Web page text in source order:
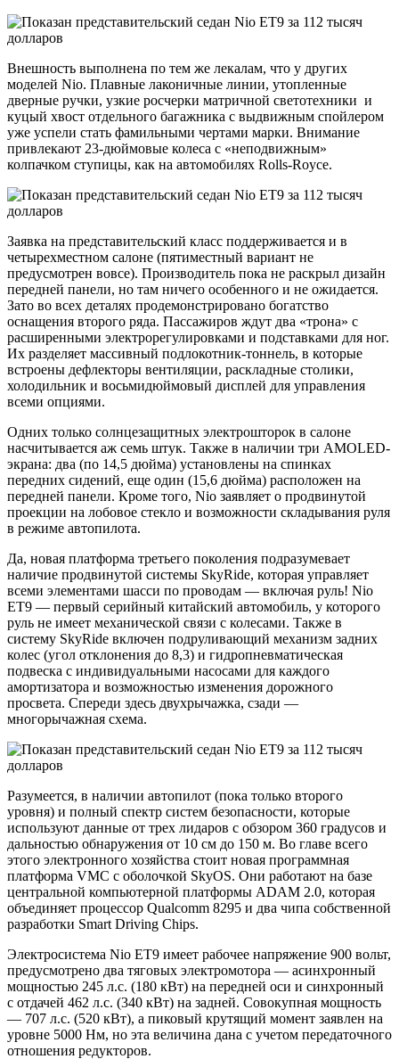
Внешность выполнена по тем же лекалам, что у других
моделей Nio. Плавные лаконичные линии, утопленные
дверные ручки, узкие росчерки матричной светотехники и
куцый хвост отдельного багажника с выдвижным спойлером
уже успели стать фамильными чертами марки. Внимание
привлекают 23-дюймовые колеса с «неподвижным»
колпачком ступицы, как на автомобилях Rolls-Royce.
Заявка на представительский класс поддерживается и в
четырехместном салоне (пятиместный вариант не
предусмотрен вовсе). Производитель пока не раскрыл дизайн
передней панели, но там ничего особенного и не ожидается.
Зато во всех деталях продемонстрировано богатство
оснащения второго ряда. Пассажиров ждут два «трона» с
расширенными электрорегулировками и подставками для ног.
Их разделяет массивный подлокотник-тоннель, в которые
встроены дефлекторы вентиляции, раскладные столики,
холодильник и восьмидюймовый дисплей для управления
всеми опциями.
Одних только солнцезащитных электрошторок в салоне
насчитывается аж семь штук. Также в наличии три AMOLED-
экрана: два (по 14,5 дюйма) установлены на спинках
передних сидений, еще один (15,6 дюйма) расположен на
передней панели. Кроме того, Nio заявляет о продвинутой
проекции на лобовое стекло и возможности складывания руля
в режиме автопилота.
Да, новая платформа третьего поколения подразумевает
наличие продвинутой системы SkyRide, которая управляет
всеми элементами шасси по проводам — включая руль! Nio
ET9 — первый серийный китайский автомобиль, у которого
руль не имеет механической связи с колесами. Также в
систему SkyRide включен подруливающий механизм задних
колес (угол отклонения до 8,3) и гидропневматическая
подвеска с индивидуальными насосами для каждого
амортизатора и возможностью изменения дорожного
просвета. Спереди здесь двухрычажка, сзади —
многорычажная схема.
Разумеется, в наличии автопилот (пока только второго
уровня) и полный спектр систем безопасности, которые
используют данные от трех лидаров с обзором 360 градусов и
дальностью обнаружения от 10 см до 150 м. Во главе всего
этого электронного хозяйства стоит новая программная
платформа VMC с оболочкой SkyOS. Они работают на базе
центральной компьютерной платформы ADAM 2.0, которая
объединяет процессор Qualcomm 8295 и два чипа собственной
разработки Smart Driving Chips.
Электросистема Nio ET9 имеет рабочее напряжение 900 вольт,
предусмотрено два тяговых электромотора — асинхронный
мощностью 245 л.с. (180 кВт) на передней оси и синхронный
с отдачей 462 л.с. (340 кВт) на задней. Совокупная мощность
— 707 л.с. (520 кВт), а пиковый крутящий момент заявлен на
уровне 5000 Нм, но эта величина дана с учетом передаточного
отношения редукторов.